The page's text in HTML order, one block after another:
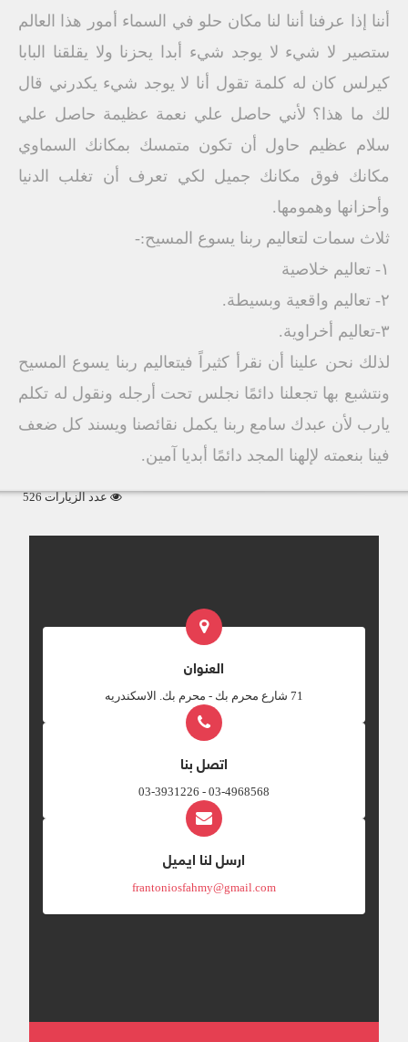
أننا إذا عرفنا أننا لنا مكان حلو في السماء أمور هذا العالم
ستصير لا شيء لا يوجد شيء أبدا يحزنا ولا يقلقنا البابا
كيرلس كان له كلمة تقول أنا لا يوجد شيء يكدرني قال
لك ما هذا؟ لأني حاصل علي نعمة عظيمة حاصل علي
سلام عظيم حاول أن تكون متمسك بمكانك السماوي
مكانك فوق مكانك جميل لكي تعرف أن تغلب الدنيا
وأحزانها وهمومها.
ثلاث سمات لتعاليم ربنا يسوع المسيح:-
١- تعاليم خلاصية
٢- تعاليم واقعية وبسيطة.
٣-تعاليم أخراوية.
لذلك نحن علينا أن نقرأ كثيراً فيتعاليم ربنا يسوع المسيح
ونتشبع بها تجعلنا دائمًا نجلس تحت أرجله ونقول له تكلم
يارب لأن عبدك سامع ربنا يكمل نقائصنا ويسند كل ضعف
فينا بنعمته لإلهنا المجد دائمًا أبديا آمين.
عدد الزيارات 526
العنوان
‎71 شارع محرم بك - محرم بك. الاسكندريه
اتصل بنا
03-4968568 - 03-3931226
ارسل لنا ايميل
frantoniosfahmy@gmail.com